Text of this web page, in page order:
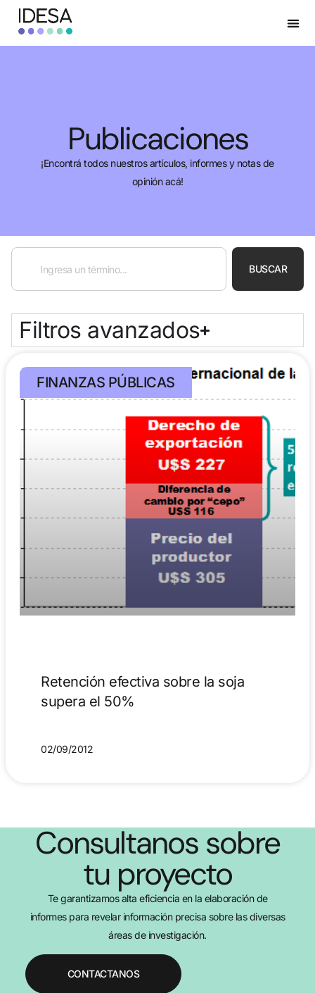
Publicaciones
¡Encontrá todos nuestros artículos, informes y notas de
opinión acá!
BUSCAR
Filtros avanzados
FINANZAS PÚBLICAS
Retención efectiva sobre la soja
supera el 50%
02/09/2012
Consultanos sobre
tu proyecto
Te garantizamos alta eficiencia en la elaboración de
informes para revelar información precisa sobre las diversas
áreas de investigación.
CONTACTANOS